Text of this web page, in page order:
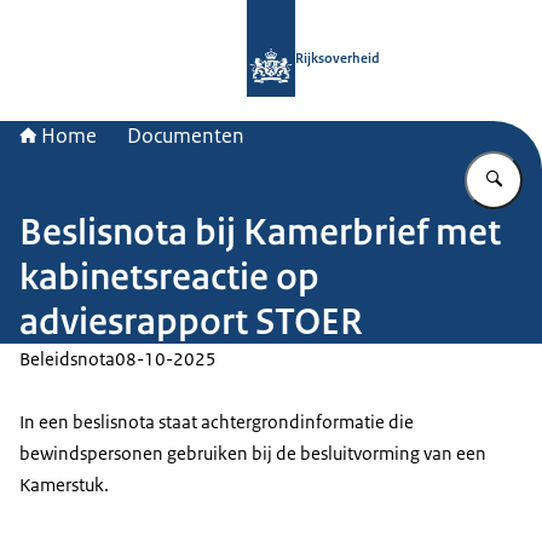
Rijksoverheid
Home Documenten
Beslisnota bij Kamerbrief met
kabinetsreactie op
adviesrapport STOER
Beleidsnota08-10-2025
In een beslisnota staat achtergrondinformatie die
bewindspersonen gebruiken bij de besluitvorming van een
Kamerstuk.